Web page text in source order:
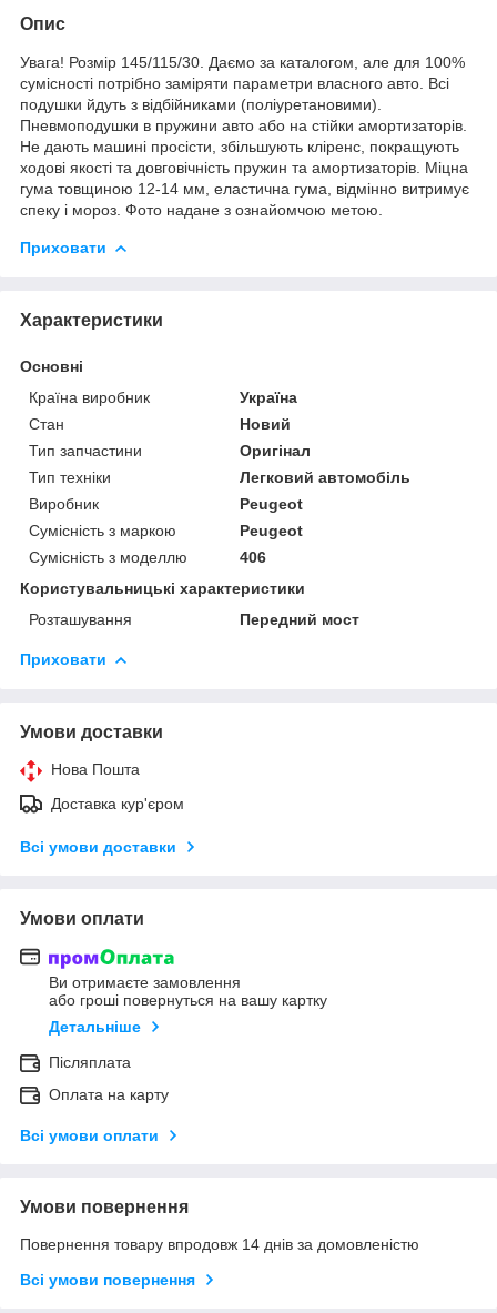
Опис
Увага! Розмір 145/115/30. Даємо за каталогом, але для 100%
сумісності потрібно заміряти параметри власного авто. Всі
подушки йдуть з відбійниками (поліуретановими).
Пневмоподушки в пружини авто або на стійки амортизаторів.
Не дають машині просісти, збільшують кліренс, покращують
ходові якості та довговічність пружин та амортизаторів. Міцна
гума товщиною 12-14 мм, еластична гума, відмінно витримує
спеку і мороз. Фото надане з ознайомчою метою.
Приховати
Характеристики
Основні
Країна виробник
Україна
Стан
Новий
Тип запчастини
Оригінал
Тип техніки
Легковий автомобіль
Виробник
Peugeot
Сумісність з маркою
Peugeot
Сумісність з моделлю
406
Користувальницькі характеристики
Розташування
Передний мост
Приховати
Умови доставки
Нова Пошта
Доставка кур'єром
Всі умови доставки
Умови оплати
Ви отримаєте замовлення
або гроші повернуться на вашу картку
Детальніше
Післяплата
Оплата на карту
Всі умови оплати
Умови повернення
Повернення товару впродовж 14 днів за домовленістю
Всі умови повернення